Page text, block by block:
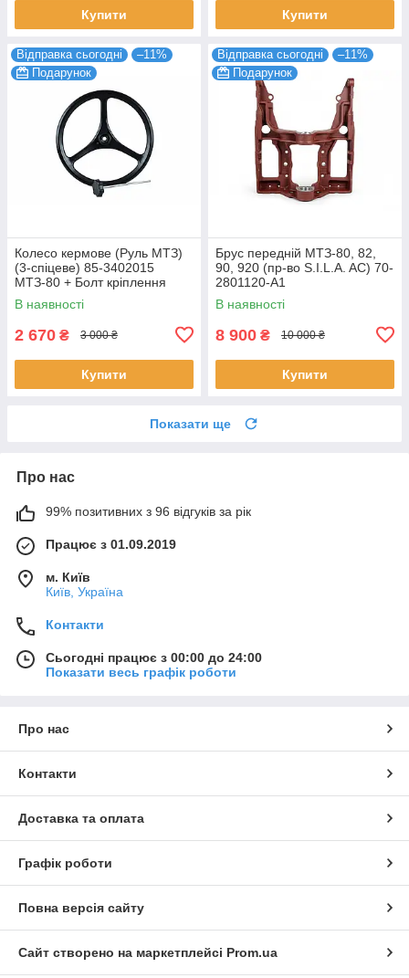
Купити Купити
Відправка сьогодні
–11%
Подарунок
Колесо кермове (Руль МТЗ)
(3-спіцеве) 85-3402015
МТЗ-80 + Болт кріплення
В наявності
2 670 ₴ 3 000 ₴
Купити
Відправка сьогодні
–11%
Подарунок
Брус передній МТЗ-80, 82,
90, 920 (пр-во S.I.L.A. AC) 70-
2801120-А1
В наявності
8 900 ₴ 10 000 ₴
Купити
Показати ще
Про нас
99% позитивних з 96 відгуків за рік
Працює з 01.09.2019
м. Київ
Київ, Україна
Контакти
Сьогодні працює з 00:00 до 24:00
Показати весь графік роботи
Про нас
Контакти
Доставка та оплата
Графік роботи
Повна версія сайту
Сайт створено на маркетплейсі Prom.ua